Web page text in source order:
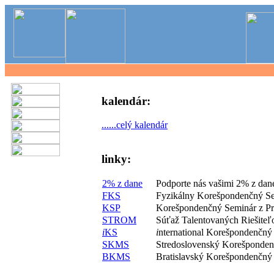
kalendár:
......celý kalendár
linky:
2% z dane
Podporte nás vašimi 2% z
FKS
Fyzikálny Korešpondenčný
KSP
Korešpondenčný Seminár z
STROM
Súťaž Talentovaných
iKS international Korešpondenčný
SKMS
Stredoslovenský
BKMS
Bratislavský